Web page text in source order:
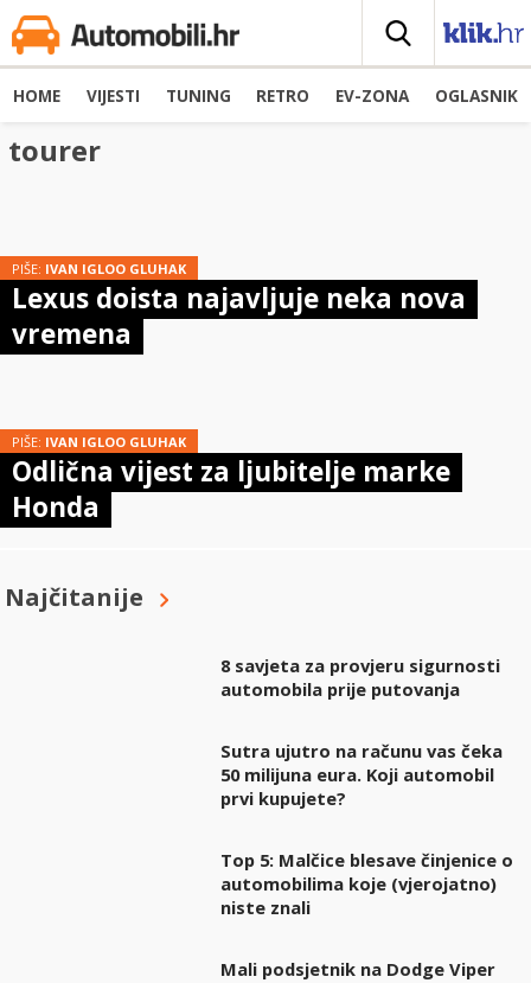
HOME VIJESTI TUNING RETRO EV-ZONA OGLASNIK
tourer
PIŠE: IVAN IGLOO GLUHAK
Lexus doista najavljuje neka nova
vremena
PIŠE: IVAN IGLOO GLUHAK
Odlična vijest za ljubitelje marke
Honda
Najčitanije
8 savjeta za provjeru sigurnosti
automobila prije putovanja
Sutra ujutro na računu vas čeka
50 milijuna eura. Koji automobil
prvi kupujete?
Top 5: Malčice blesave činjenice o
automobilima koje (vjerojatno)
niste znali
Mali podsjetnik na Dodge Viper